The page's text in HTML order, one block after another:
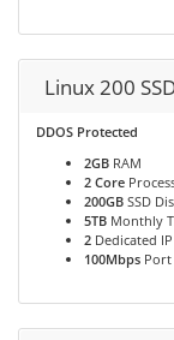
Linux 200
DDOS Protected
2GB RAM
2 Core
200GB SSD
5TB Monthly
2 Dedicated IP
100Mbps Port